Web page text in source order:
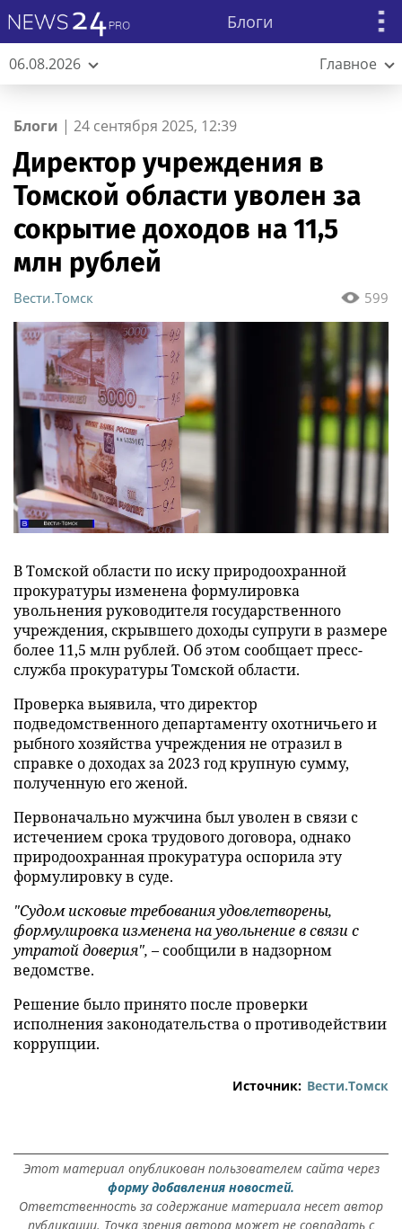
Блоги
06.08.2026 Главное
Блоги | 24 сентября 2025, 12:39
Директор учреждения в
Томской области уволен за
сокрытие доходов на 11,5
млн рублей
599
Вести.Томск
В Томской области по иску природоохранной
прокуратуры изменена формулировка
увольнения руководителя государственного
учреждения, скрывшего доходы супруги в размере
более 11,5 млн рублей. Об этом сообщает пресс-
служба прокуратуры Томской области.
Проверка выявила, что директор
подведомственного департаменту охотничьего и
рыбного хозяйства учреждения не отразил в
справке о доходах за 2023 год крупную сумму,
полученную его женой.
Первоначально мужчина был уволен в связи с
истечением срока трудового договора, однако
природоохранная прокуратура оспорила эту
формулировку в суде.
"Судом исковые требования удовлетворены,
формулировка изменена на увольнение в связи с
утратой доверия", – сообщили в надзорном
ведомстве.
Решение было принято после проверки
исполнения законодательства о противодействии
коррупции.
Источник: Вести.Томск
Этот материал опубликован пользователем сайта через
форму добавления новостей.
Ответственность за содержание материала несет автор
публикации. Точка зрения автора может не совпадать с